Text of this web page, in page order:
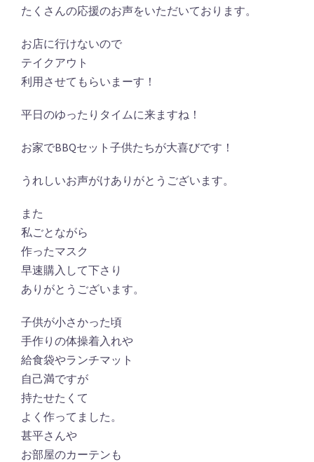
たくさんの応援のお声をいただいております。
お店に行けないので
テイクアウト
利用させてもらいまーす！
平日のゆったりタイムに来ますね！
お家でBBQセット子供たちが大喜びです！
うれしいお声がけありがとうございます。
また
私ごとながら
作ったマスク
早速購入して下さり
ありがとうございます。
子供が小さかった頃
手作りの体操着入れや
給食袋やランチマット
自己満ですが
持たせたくて
よく作ってました。
甚平さんや
お部屋のカーテンも